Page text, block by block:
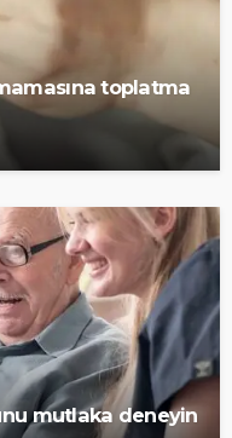
toplatma
mutlaka deneyin